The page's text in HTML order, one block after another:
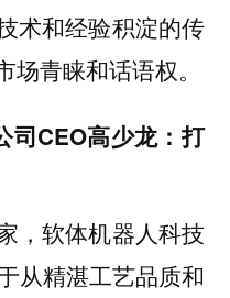
术和经验积淀的传
青睐和话语权。
司CEO高少龙：打
，软体机器人科技
从精湛工艺品质和